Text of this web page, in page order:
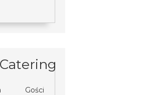
Catering
Gości